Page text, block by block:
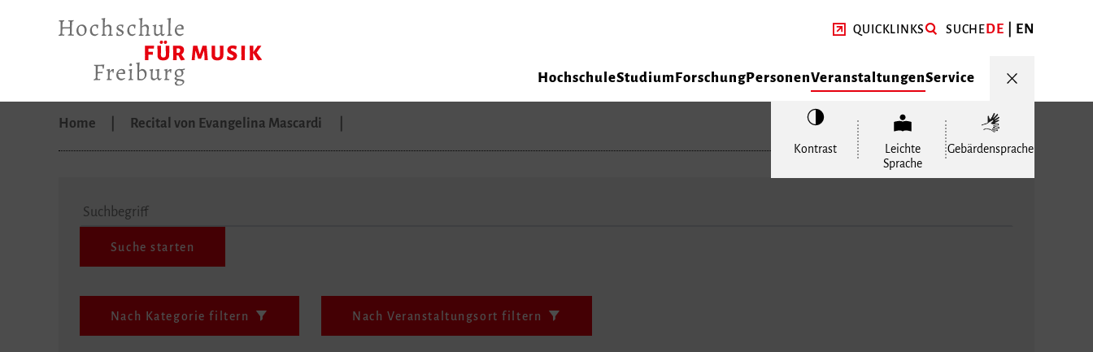
QUICKLINKS SUCHEDE EN
HochschuleStudiumForschungPersonenVeranstaltungenService
Kontrast
Leichte
Sprache
Gebärdensprache
Home Recital von Evangelina Mascardi
Suchbegriff
Nach Kategorie filtern Nach Veranstaltungsort filtern